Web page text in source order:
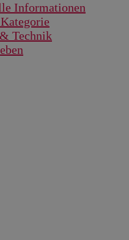
Informationen
Technik